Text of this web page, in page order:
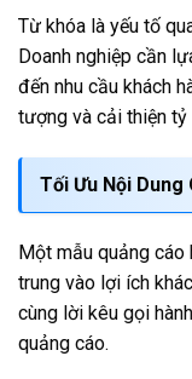
Từ khóa là yếu tố
Doanh nghiệp cần
đến nhu cầu khách
tượng và cải thiện tỷ
Tối Ưu Nội Dung
Một mẫu quảng cáo
trung vào lợi ích
cùng lời kêu gọi
quảng cáo.